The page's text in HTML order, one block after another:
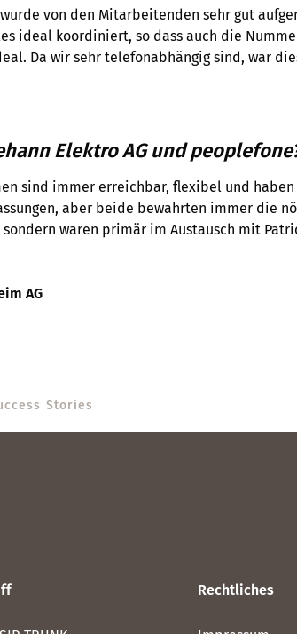
von den Mitarbeitenden sehr gut
ideal koordiniert, so dass auch die
Da wir sehr telefonabhängig sind, war
Elektro AG und
sind immer erreichbar, flexibel und
aber beide bewahrten immer die
waren primär im Austausch mit
AG
Stories
Rechtliches